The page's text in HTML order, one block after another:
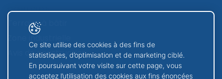
CONTRUIRE
Terrains à bâtir
Zone industrielle
Avis de construction
Ce site utilise des cookies à des fins de
statistiques, d’optimisation et de marketing ciblé.
En poursuivant votre visite sur cette page, vous
acceptez l’utilisation des cookies aux fins énoncées